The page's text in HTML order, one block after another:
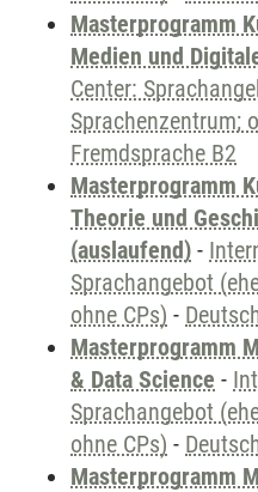
Masterprogramm
Medien und
Center:
Sprachenzentrum;
Fremdsprache B2
Masterprogramm
Theorie und
(auslaufend) -
Sprachangebot
ohne CPs) -
Masterprogramm
& Data Science -
Sprachangebot
ohne CPs) -
Masterprogramm